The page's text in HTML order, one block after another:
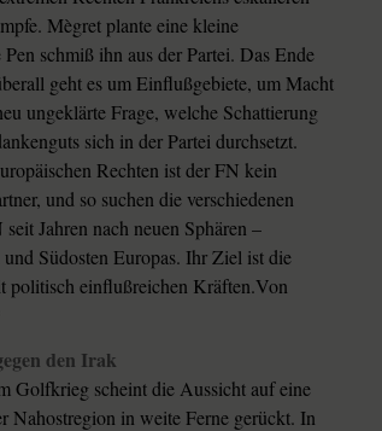
Mègret plante eine kleine
schmiß ihn aus der Partei. Das Ende
geht es um Einflußgebiete, um Macht
ungeklärte Frage, welche Schattierung
sich in der Partei durchsetzt.
Rechten ist der FN kein
und so suchen die verschiedenen
Jahren nach neuen Sphären –
und Südosten Europas. Ihr Ziel ist die
politisch einflußreichen Kräften.Von
ohne Ende gegen den Irak
Golfkrieg scheint die Aussicht auf eine
Nahostregion in weite Ferne gerückt. In